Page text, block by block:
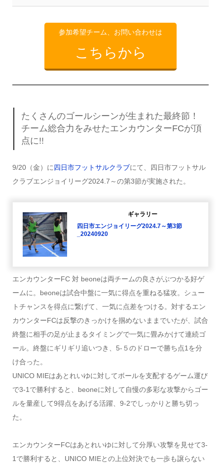
参加希望チーム、お問い合わせは
こちらから
たくさんのゴールシーンが生まれた最終節！
チーム総合力をみせたエンカウンターFCが頂
点に!!
9/20（金）に四日市フットサルクラブにて、四日市フットサル
クラブエンジョイリーグ2024.7～の第3節が実施された。
ギャラリー
四日市エンジョイリーグ2024.7～第3節
_20240920
エンカウンターFC 対 beoneは両チームの良さがぶつかる好ゲ
ームに。beoneは試合中盤に一気に得点を重ねる猛攻。シュー
トチャンスを得点に繋げて、一気に点差をつける。対するエン
カウンターFCは反撃のきっかけを掴めないままでいたが、試合
終盤に相手の足が止まるタイミングで一気に畳みかけて連続ゴ
ール。終盤にギリギリ追いつき、5‐５のドローで勝ち点1を分
け合った。
UNICO MIEはあとれいゆに対してボールを支配するゲーム運び
で3‐1で勝利すると、beoneに対して自慢の多彩な攻撃からゴー
ルを量産して9得点をあげる活躍、9‐2でしっかりと勝ち切っ
た。
エンカウンターFCはあとれいゆに対して分厚い攻撃を見せて3‐
1で勝利すると、UNICO MIEとの上位対決でも一歩も譲らない